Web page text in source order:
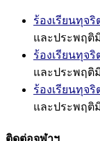
ร้องเรียนทุจ
และประพฤติ
ร้องเรียนทุจ
และประพฤติ
ร้องเรียนทุจ
และประพฤติ
ติดต่อจุฬาฯ